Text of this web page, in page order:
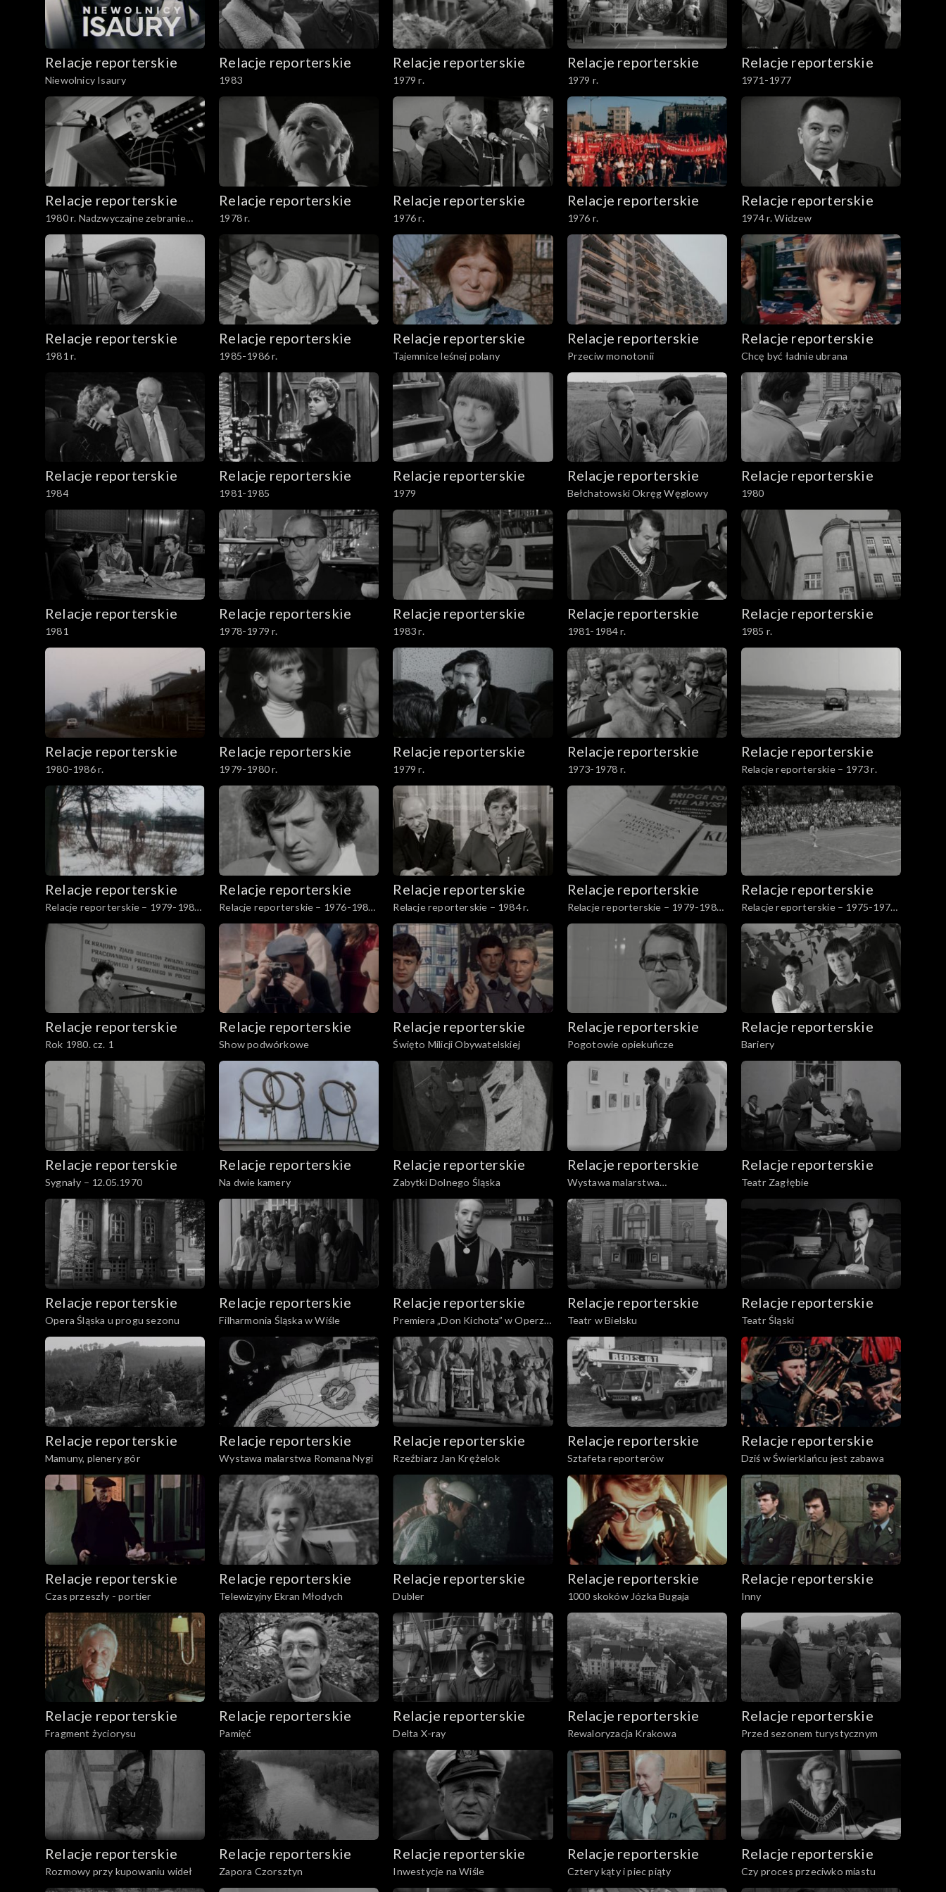
Relacje reporterskie
Niewolnicy Isaury
Relacje reporterskie
1983
Relacje reporterskie
1979 r.
Relacje reporterskie
1979 r.
Relacje reporterskie
1971-1977
Relacje reporterskie
1980 r. Nadzwyczajne zebranie
delegatów NSZZ Solidarność w
Łodzi
Relacje reporterskie
1978 r.
Relacje reporterskie
1976 r.
Relacje reporterskie
1976 r.
Relacje reporterskie
1974 r. Widzew
Relacje reporterskie
1981 r.
Relacje reporterskie
1985-1986 r.
Relacje reporterskie
Tajemnice leśnej polany
Relacje reporterskie
Przeciw monotonii
Relacje reporterskie
Chcę być ładnie ubrana
Relacje reporterskie
1984
Relacje reporterskie
1981-1985
Relacje reporterskie
1979
Relacje reporterskie
Bełchatowski Okręg Węglowy
Relacje reporterskie
1980
Relacje reporterskie
1981
Relacje reporterskie
1978-1979 r.
Relacje reporterskie
1983 r.
Relacje reporterskie
1981-1984 r.
Relacje reporterskie
1985 r.
Relacje reporterskie
1980-1986 r.
Relacje reporterskie
1979-1980 r.
Relacje reporterskie
1979 r.
Relacje reporterskie
1973-1978 r.
Relacje reporterskie
Relacje reporterskie – 1973 r.
Relacje reporterskie
Relacje reporterskie – 1979-1980
r.
Relacje reporterskie
Relacje reporterskie – 1976-1980
r.
Relacje reporterskie
Relacje reporterskie – 1984 r.
Relacje reporterskie
Relacje reporterskie – 1979-1984
r.
Relacje reporterskie
Relacje reporterskie – 1975-1976
r.
Relacje reporterskie
Rok 1980. cz. 1
Relacje reporterskie
Show podwórkowe
Relacje reporterskie
Święto Milicji Obywatelskiej
Relacje reporterskie
Pogotowie opiekuńcze
Relacje reporterskie
Bariery
Relacje reporterskie
Sygnały – 12.05.1970
Relacje reporterskie
Na dwie kamery
Relacje reporterskie
Zabytki Dolnego Śląska
Relacje reporterskie
Wystawa malarstwa
Grabowskiego
Relacje reporterskie
Teatr Zagłębie
Relacje reporterskie
Opera Śląska u progu sezonu
Relacje reporterskie
Filharmonia Śląska w Wiśle
Relacje reporterskie
Premiera „Don Kichota” w Operze
Śląskiej
Relacje reporterskie
Teatr w Bielsku
Relacje reporterskie
Teatr Śląski
Relacje reporterskie
Mamuny, plenery gór
Relacje reporterskie
Wystawa malarstwa Romana Nygi
Relacje reporterskie
Rzeźbiarz Jan Krężelok
Relacje reporterskie
Sztafeta reporterów
Relacje reporterskie
Dziś w Świerklańcu jest zabawa
Relacje reporterskie
Czas przeszły - portier
Relacje reporterskie
Telewizyjny Ekran Młodych
Relacje reporterskie
Dubler
Relacje reporterskie
1000 skoków Józka Bugaja
Relacje reporterskie
Inny
Relacje reporterskie
Fragment życiorysu
Relacje reporterskie
Pamięć
Relacje reporterskie
Delta X-ray
Relacje reporterskie
Rewaloryzacja Krakowa
Relacje reporterskie
Przed sezonem turystycznym
Relacje reporterskie
Rozmowy przy kupowaniu wideł
Relacje reporterskie
Zapora Czorsztyn
Relacje reporterskie
Inwestycje na Wiśle
Relacje reporterskie
Cztery kąty i piec piąty
Relacje reporterskie
Czy proces przeciwko miastu